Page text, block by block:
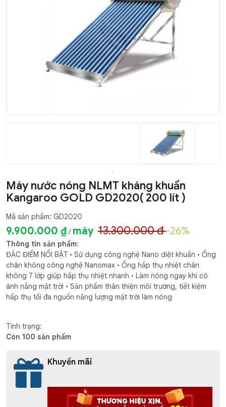
Máy nước nóng NLMT kháng khuẩn
Kangaroo GOLD GD2020( 200 lít )
Mã sản phẩm: GD2020
9.900.000 ₫ / máy 13.300.000 đ-26%
Thông tin sản phẩm:
ĐẶC ĐIỂM NỔI BẬT • Sử dụng công nghệ Nano diệt khuẩn • Ống
chân không công nghệ Nanomax • Ống hấp thụ nhiệt chân
không 7 lớp giúp hấp thụ nhiệt nhanh • Làm nóng ngay khi có
ánh nắng mặt trời • Sản phẩm thân thiện môi trường, tiết kiệm
hấp thụ tối đa nguồn năng lượng mặt trời làm nóng
Tình trạng:
Còn 100 sản phẩm
Khuyến mãi